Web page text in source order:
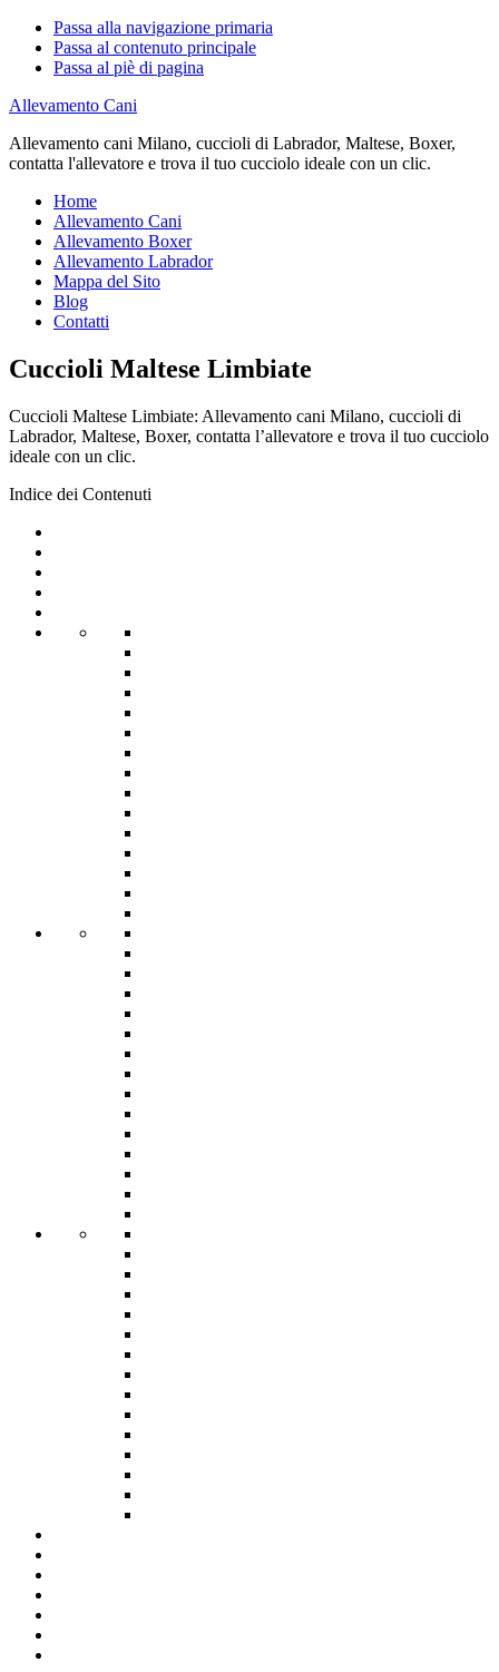
Passa alla navigazione primaria
Passa al contenuto principale
Passa al piè di pagina
Allevamento Cani
Allevamento cani Milano, cuccioli di Labrador, Maltese, Boxer,
contatta l'allevatore e trova il tuo cucciolo ideale con un clic.
Home
Allevamento Cani
Allevamento Boxer
Allevamento Labrador
Mappa del Sito
Blog
Contatti
Cuccioli Maltese Limbiate
Cuccioli Maltese Limbiate: Allevamento cani Milano, cuccioli di
Labrador, Maltese, Boxer, contatta l’allevatore e trova il tuo cucciolo
ideale con un clic.
Indice dei Contenuti